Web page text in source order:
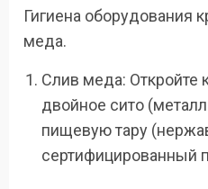
Гигиена оборудования
меда.
Слив меда: Откройте
двойное сито
пищевую тару
сертифицированный